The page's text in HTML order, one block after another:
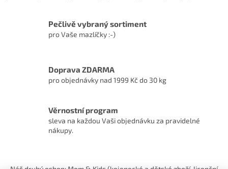
Pečlivě vybraný sortiment
pro Vaše mazlíčky :-)
Doprava ZDARMA
pro objednávky nad 1999 Kč do 30 kg
Věrnostní program
sleva na každou Vaši objednávku za pravidelné
nákupy.